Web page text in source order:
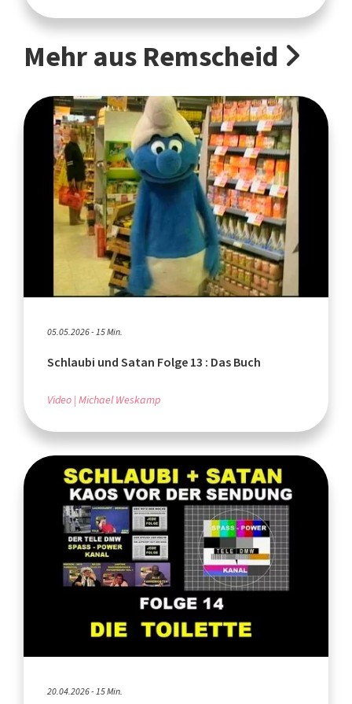
Mehr aus Remscheid
05.05.2026 - 15 Min.
Schlaubi und Satan Folge 13 : Das Buch
Video Michael Weskamp
20.04.2026 - 15 Min.